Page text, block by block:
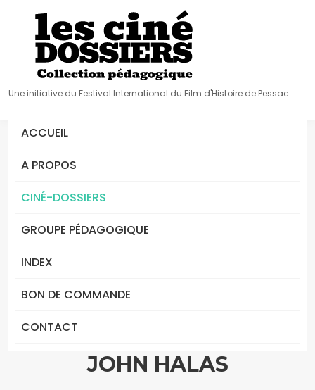
Une initiative du Festival International du Film d'Histoire de Pessac
ACCUEIL
A PROPOS
CINÉ-DOSSIERS
GROUPE PÉDAGOGIQUE
INDEX
BON DE COMMANDE
CONTACT
JOHN HALAS